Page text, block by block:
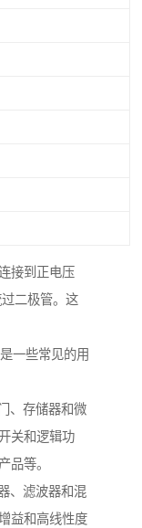
接到正电压
二极管。这
一些常见的用
、存储器和微
关和逻辑功
品等。
、滤波器和混
益和高线性度